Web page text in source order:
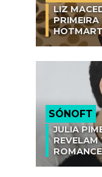
LIZ
PRIMEIRA
SÓNOFT
JULIA